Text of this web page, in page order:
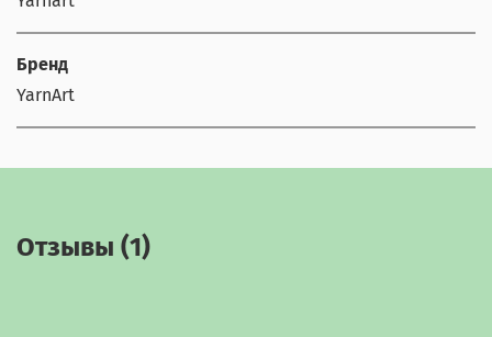
Бренд
YarnArt
Отзывы (1)